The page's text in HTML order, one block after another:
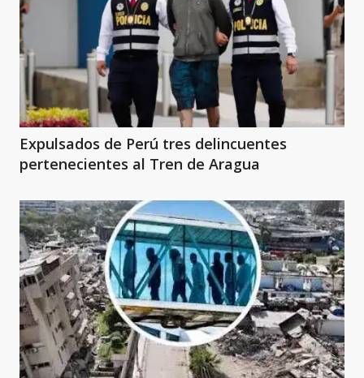
Expulsados de Perú tres delincuentes
pertenecientes al Tren de Aragua